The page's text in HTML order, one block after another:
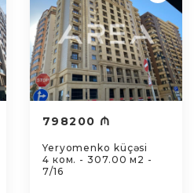
798200 ₼
Yeryomenko küçəsi
4 ком. - 307.00 м2 -
7/16